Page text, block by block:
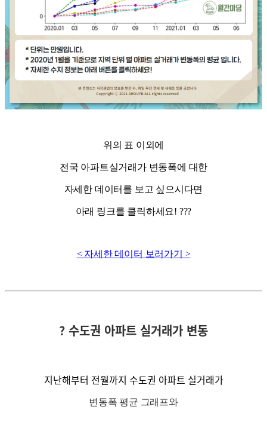
위의 표 이외에
전국 아파트실거래가 변동폭에 대한
자세한 데이터를 보고 싶으시다면
아래 링크를 클릭하세요! ???
< 자세한 데이터 보러가기 >
? 수도권 아파트 실거래가 변동
지난해부터 전월까지 수도권 아파트 실거래가
변동폭 평균 그래프와